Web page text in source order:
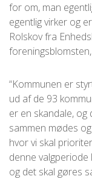
for om, man
egentlig virker og
Rolskov fra
“Kommunen er
ud af de 93
er en skandale, og
sammen mødes
hvor vi skal
denne
og det skal gøres